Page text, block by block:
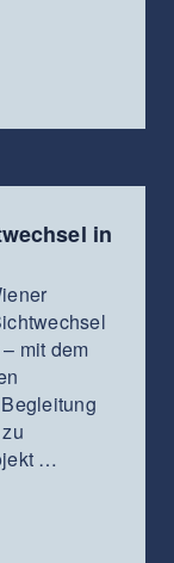
in
mit dem
…